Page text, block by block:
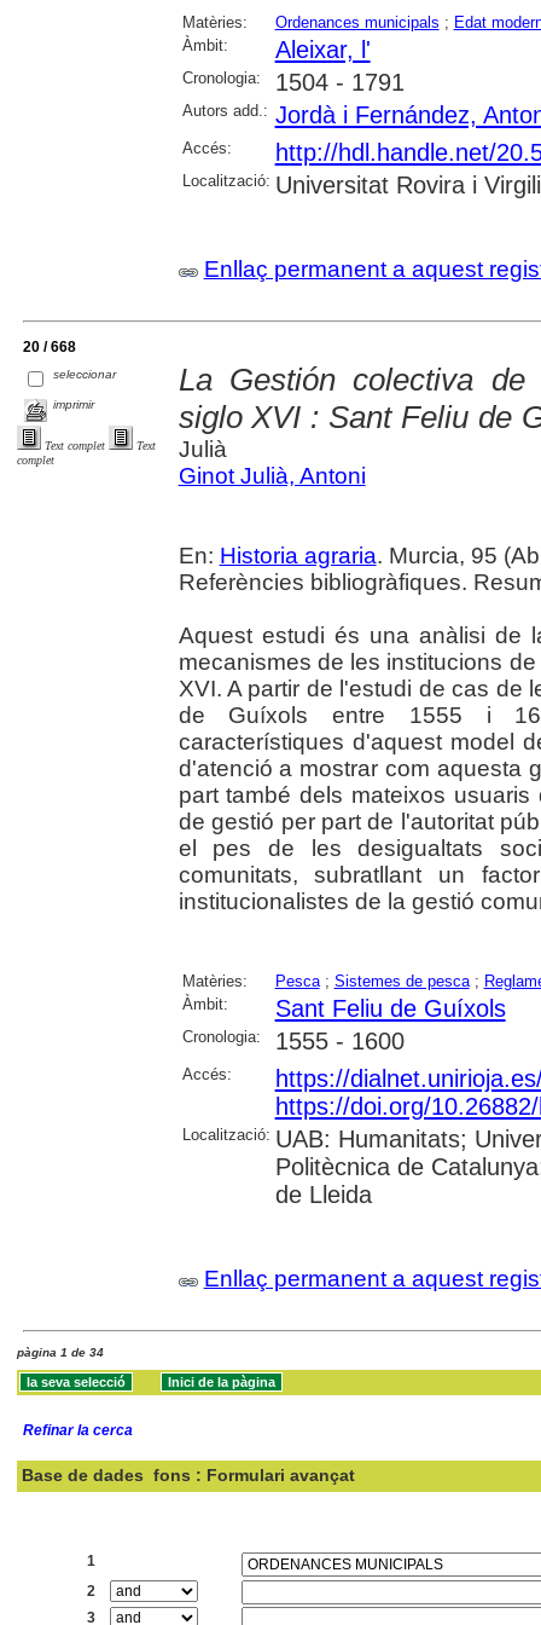
Matèries: Ordenances municipals ; Edat
Àmbit:
Aleixar, l'
Cronologia: 1504 - 1791
Autors add.: Jordà i Fernández,
Accés: http://hdl.handle.net/
Localització: Universitat Rovira i Virgili
Enllaç permanent a aquest
20 / 668
seleccionar
imprimir
Text complet
Text
complet
La Gestión colectiva
siglo XVI : Sant Feliu de
Julià
Ginot Julià, Antoni
En: Historia agraria. Murcia, 95
Referències bibliogràfiques.
Aquest estudi és una anàlisi de
mecanismes de les institucions
XVI. A partir de l'estudi de cas de
de Guíxols entre 1555 i
característiques d'aquest model
d'atenció a mostrar com aquesta
part també dels mateixos
de gestió per part de l'autoritat
el pes de les desigualtats
comunitats, subratllant un
institucionalistes de la gestió
Matèries: Pesca; Sistemes de pesca;
Àmbit:
Sant Feliu de Guíxols
Cronologia: 1555 - 1600
Accés:
https://
https://doi.org/
Localització: UAB: Humanitats;
Politècnica de
de Lleida
Enllaç permanent a aquest
pàgina 1 de 34
Refinar la cerca
Base de dades fons : Formulari avançat
1
2
3